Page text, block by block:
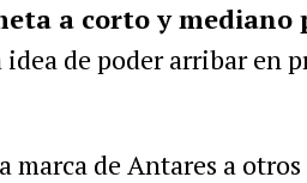
a corto y mediano
idea de poder arribar en
de Antares a